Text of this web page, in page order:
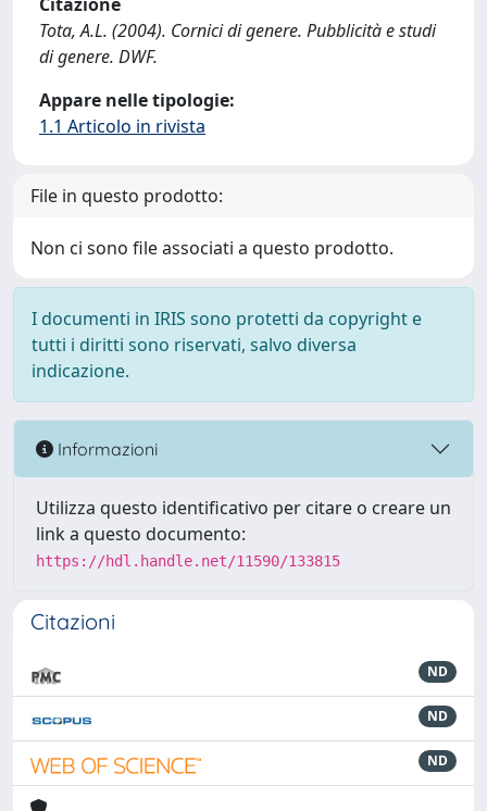
Tota, A.L. (2004). Cornici di genere. Pubblicità e studi
di genere. DWF.
Appare nelle tipologie:
1.1 Articolo in rivista
File in questo prodotto:
Non ci sono file associati a questo prodotto.
I documenti in IRIS sono protetti da copyright e
tutti i diritti sono riservati, salvo diversa
indicazione.
Informazioni
Utilizza questo identificativo per citare o creare un
link a questo documento:
https://hdl.handle.net/11590/133815
Citazioni
ND
ND
ND